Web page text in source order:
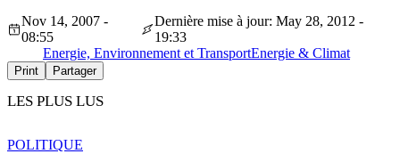
Nov 14, 2007 -
08:55
Dernière mise à jour: May 28, 2012 -
19:33
Energie, Environnement et TransportEnergie & Climat
Print Partager
LES PLUS LUS
POLITIQUE